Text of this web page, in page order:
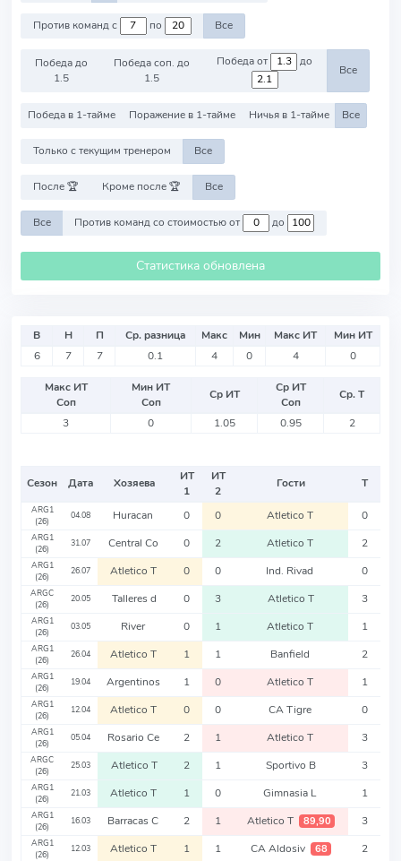
Против команд с по Все
Победа до
1.5
Победа соп. до
1.5
Победа от до
Все
Победа в 1-тайме Поражение в 1-тайме Ничья в 1-тайме Все
Только с текущим тренером Все
После 🏆 Кроме после 🏆 Все
Все Против команд со стоимостью от до
Статистика обновлена
В Н П Ср. разница Макс Мин Макс ИТ
Мин ИТ
6
7 7 0.1 4 0 4 0
Макс ИТ
Соп
Мин ИТ
Соп
Ср ИТ
Ср ИТ
Соп
Ср. Т
3
0 1.05 0.95 2
Сезон Дата Хозяева
ИТ
1
ИТ
2
Гости Т
ARG1
(26)
04.08 Huracan 0 0 Atletico T 0
ARG1
(26)
31.07 Central Co 0 2 Atletico T 2
ARG1
(26)
26.07 Atletico T 0 0 Ind. Rivad 0
ARGC
(26)
20.05 Talleres d 0 3 Atletico T 3
ARG1
(26)
03.05 River 0 1 Atletico T 1
ARG1
(26)
26.04 Atletico T 1 1 Banfield 2
ARG1
(26)
19.04 Argentinos 1 0 Atletico T 1
ARG1
(26)
12.04 Atletico T 0 0 CA Tigre 0
ARG1
(26)
05.04 Rosario Ce 2 1 Atletico T 3
ARGC
(26)
25.03 Atletico T 2 1 Sportivo B 3
ARG1
(26)
21.03 Atletico T 1 0 Gimnasia L 1
ARG1
(26)
16.03 Barracas C 2 1 Atletico T 89,90 3
ARG1
(26)
12.03 Atletico T 1 1 CA Aldosiv 68
2